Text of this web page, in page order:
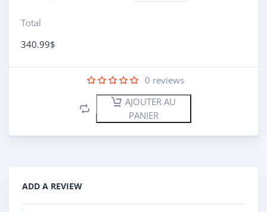
Total
340.99$
0 reviews
AJOUTER AU
PANIER
ADD A REVIEW